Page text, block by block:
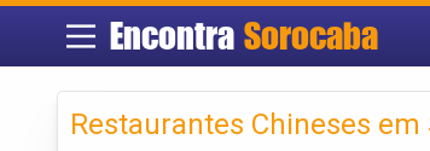
Encontra Sorocaba
Restaurantes Chineses em